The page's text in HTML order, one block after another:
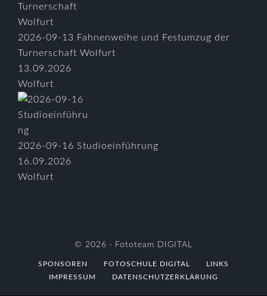
2026-09-13 Fahnenweihe und Festumzug der
Turnerschaft Wolfurt
13.09.2026
Wolfurt
2026-09-16 Studioeinführung
16.09.2026
Wolfurt
© 2026 · Fototeam DIGITAL
SPONSOREN FOTOSCHULE DIGITAL
LINKS
IMPRESSUM
DATENSCHUTZERKLÄRUNG